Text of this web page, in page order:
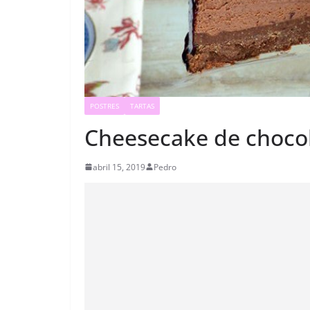
POSTRES TARTAS
Cheesecake de
abril 15, 2019 Pedro